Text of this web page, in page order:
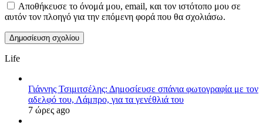
Αποθήκευσε το όνομά μου, email, και τον ιστότοπο μου σε
αυτόν τον πλοηγό για την επόμενη φορά που θα σχολιάσω.
Life
Γιάννης Τσιμιτσέλης: Δημοσίευσε σπάνια φωτογραφία με τον
αδελφό του, Λάμπρο, για τα γενέθλιά του
7 ώρες ago